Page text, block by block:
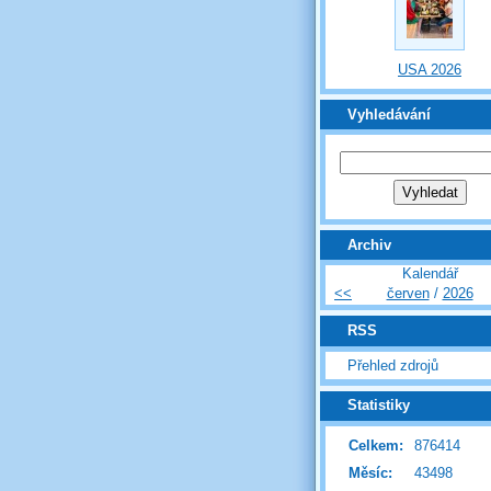
USA 2026
Vyhledávání
Archiv
Kalendář
<<
červen/ 2026
RSS
Přehled zdrojů
Statistiky
Celkem:
876414
Měsíc:
43498